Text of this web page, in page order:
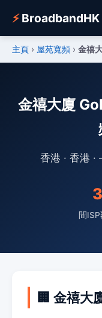
⚡BroadbandHK
主頁 › 屋苑寬頻 › 金禧
金禧大廈
香港 · 香港
3
間
🏢 金禧大